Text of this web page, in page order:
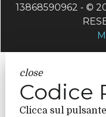
13868590962 - ©
close
Codice
Clicca sul